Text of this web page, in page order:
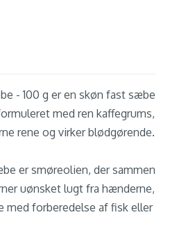
- 100 g er en skøn fast sæbe
med ren kaffegrums,
rene og virker blødgørende.
er smøreolien, der sammen
uønsket lugt fra hænderne,
med forberedelse af fisk eller